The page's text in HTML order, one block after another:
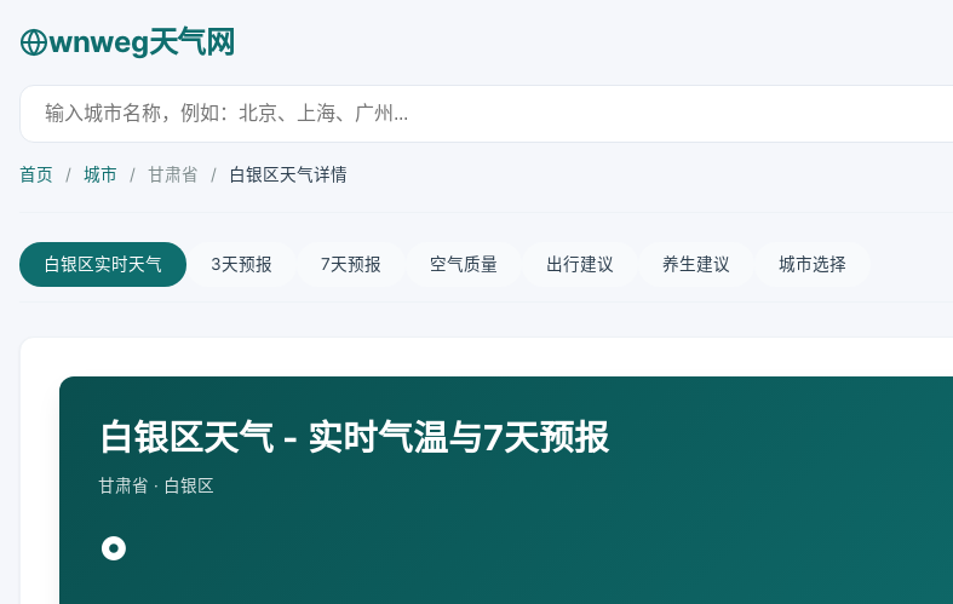
wnweg天气网
首页 / 城市 / 甘肃省 / 白银区天气详情
白银区实时天气 3天预报 7天预报 空气质量 出行建议 养生建议 城市选择
白银区天气 - 实时气温与7天预报
甘肃省 · 白银区
°